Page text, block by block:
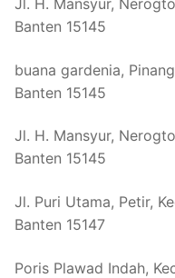
Jl. H. Mansyur,
Banten 15145
buana gardenia,
Banten 15145
Jl. H. Mansyur,
Banten 15145
Jl. Puri Utama, Petir,
Banten 15147
Poris Plawad Indah,